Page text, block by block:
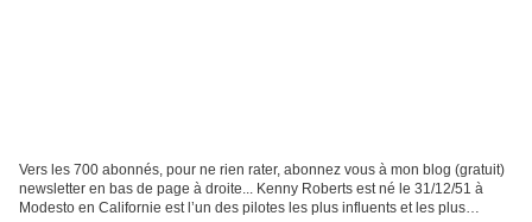
Vers les 700 abonnés, pour ne rien rater, abonnez vous à mon blog (gratuit)
newsletter en bas de page à droite... Kenny Roberts est né le 31/12/51 à
Modesto en Californie est l’un des pilotes les plus influents et les plus